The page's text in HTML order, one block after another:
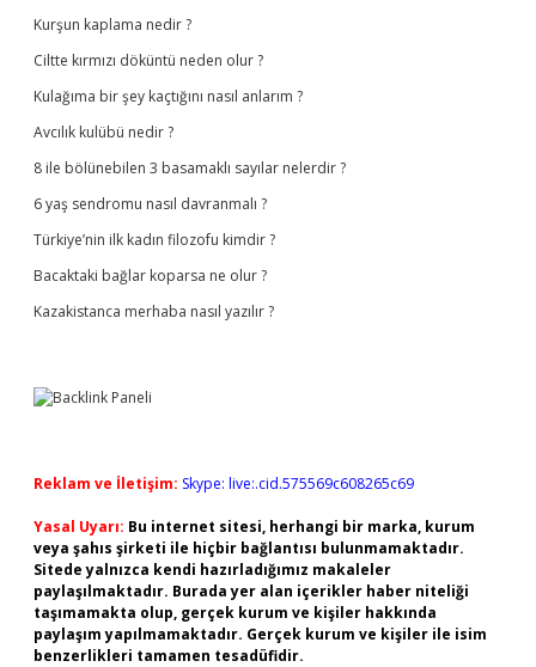
Kurşun kaplama nedir ?
Ciltte kırmızı döküntü neden olur ?
Kulağıma bir şey kaçtığını nasıl anlarım ?
Avcılık kulübü nedir ?
8 ile bölünebilen 3 basamaklı sayılar nelerdir ?
6 yaş sendromu nasıl davranmalı ?
Türkiye’nin ilk kadın filozofu kimdir ?
Bacaktaki bağlar koparsa ne olur ?
Kazakistanca merhaba nasıl yazılır ?
Reklam ve İletişim: Skype: live:.cid.575569c608265c69
Yasal Uyarı: Bu internet sitesi, herhangi bir marka, kurum
veya şahıs şirketi ile hiçbir bağlantısı bulunmamaktadır.
Sitede yalnızca kendi hazırladığımız makaleler
paylaşılmaktadır. Burada yer alan içerikler haber niteliği
taşımamakta olup, gerçek kurum ve kişiler hakkında
paylaşım yapılmamaktadır. Gerçek kurum ve kişiler ile isim
benzerlikleri tamamen tesadüfidir.